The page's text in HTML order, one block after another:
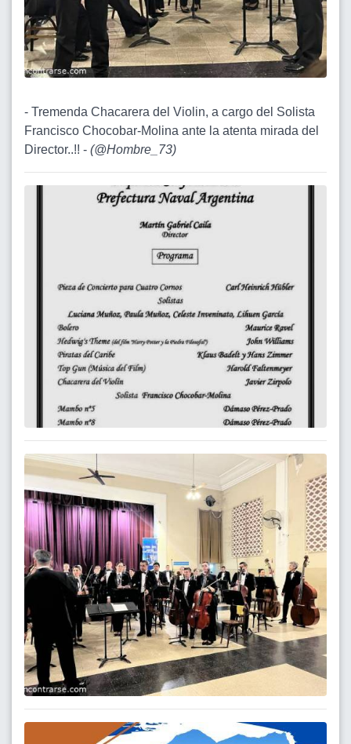
- Tremenda Chacarera del Violin, a cargo del Solista
Francisco Chocobar-Molina ante la atenta mirada del
Director..!! - (@Hombre_73)